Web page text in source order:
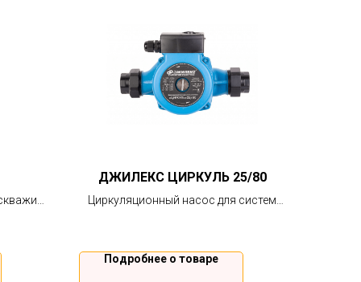
ДЖИЛЕКС ЦИРКУЛЬ 25/80
Циркуляционный насос для систем
Подробнее о товаре